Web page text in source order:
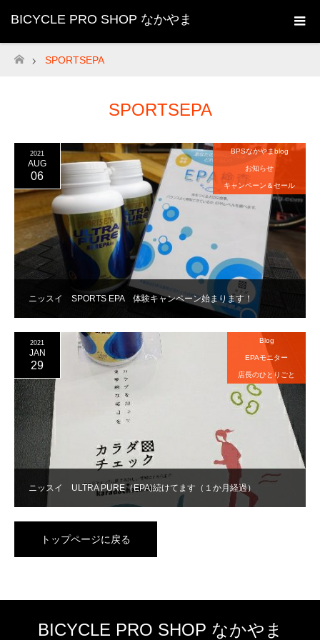
BICYCLE PRO SHOP なかやま
ホーム
SPORTSEPA
SPORTSEPA
ニッスイ SPORTS EPA 体験キャンペーン始まります！
2021
AUG
06
BPSなかやまblog
お知らせ
キャンペーン＆セール
ニッスイ ULTRA PURE（EPA)続けてます（１か月経過）
2021
JAN
29
Blog
EPAモニター
店長のひとりごと
トップページに戻る
BICYCLE PRO SHOP なかやま